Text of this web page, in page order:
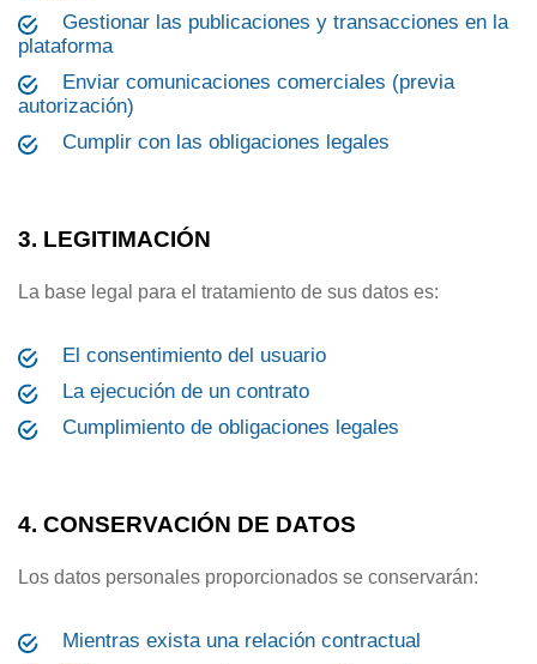
Gestionar las publicaciones y transacciones en la
plataforma
Enviar comunicaciones comerciales (previa
autorización)
Cumplir con las obligaciones legales
3. LEGITIMACIÓN
La base legal para el tratamiento de sus datos es:
El consentimiento del usuario
La ejecución de un contrato
Cumplimiento de obligaciones legales
4. CONSERVACIÓN DE DATOS
Los datos personales proporcionados se conservarán:
Mientras exista una relación contractual